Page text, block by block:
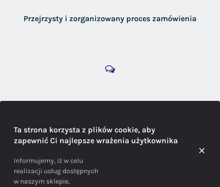
Przejrzysty i zorganizowany proces zamówienia
Doradzamy na każdym etapie zakupu
Ta strona korzysta z plików cookie, aby
zapewnić Ci najlepsze wrażenia użytkownika
Informujemy, iż w celu
realizacji usług dostępnych
w naszym sklepie,